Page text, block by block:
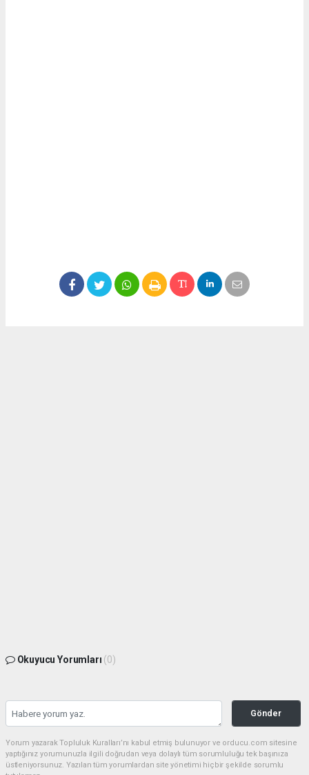
Okuyucu Yorumları (0)
Gönder
Yorum yazarak Topluluk Kuralları’nı kabul etmiş bulunuyor ve orducu.com sitesine
yaptığınız yorumunuzla ilgili doğrudan veya dolaylı tüm sorumluluğu tek başınıza
üstleniyorsunuz. Yazılan tüm yorumlardan site yönetimi hiçbir şekilde sorumlu